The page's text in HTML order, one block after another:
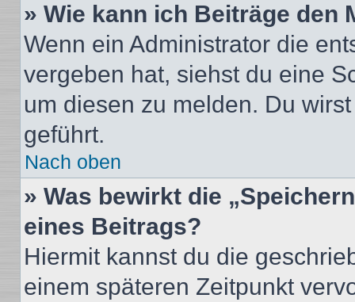
» Wie kann ich Beiträge den
Wenn ein Administrator die
vergeben hat, siehst du eine
um diesen zu melden. Du
geführt.
Nach oben
» Was bewirkt die
eines Beitrags?
Hiermit kannst du die
einem späteren Zeitpunkt